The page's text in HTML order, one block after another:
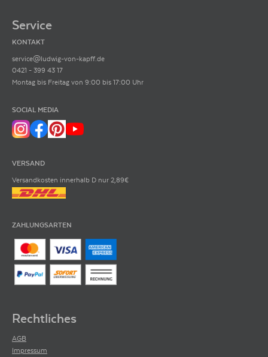
Service
KONTAKT
service@ludwig-von-kapff.de
0421 - 399 43 17
Montag bis Freitag von 9:00 bis 17:00 Uhr
SOCIAL MEDIA
VERSAND
Versandkosten innerhalb D nur 2,89€
ZAHLUNGSARTEN
Rechtliches
AGB
Impressum